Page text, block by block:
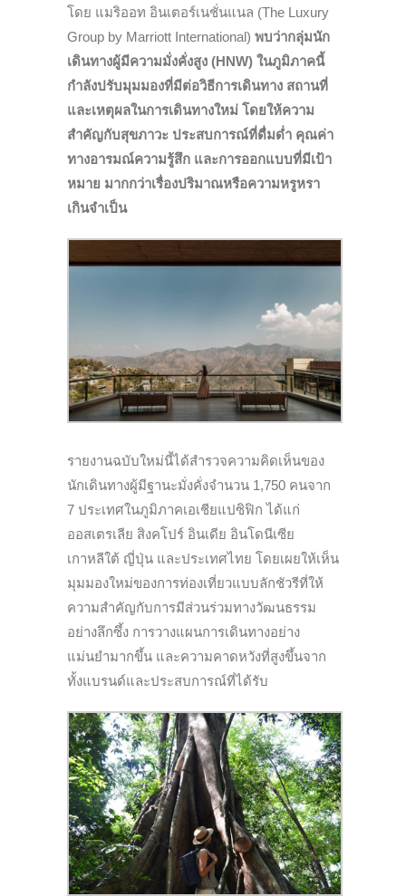
โดย แมริออท อินเตอร์เนชั่นแนล (The Luxury
Group by Marriott International) พบว่ากลุ่มนัก
เดินทางผู้มีความมั่งคั่งสูง (HNW) ในภูมิภาคนี้
กำลังปรับมุมมองที่มีต่อวิธีการเดินทาง สถานที่
และเหตุผลในการเดินทางใหม่ โดยให้ความ
สำคัญกับสุขภาวะ ประสบการณ์ที่ดื่มด่ำ คุณค่า
ทางอารมณ์ความรู้สึก และการออกแบบที่มีเป้า
หมาย มากกว่าเรื่องปริมาณหรือความหรูหรา
เกินจำเป็น
รายงานฉบับใหม่นี้ได้สำรวจความคิดเห็นของ
นักเดินทางผู้มีฐานะมั่งคั่งจำนวน 1,750 คนจาก
7 ประเทศในภูมิภาคเอเชียแปซิฟิก ได้แก่
ออสเตรเลีย สิงคโปร์ อินเดีย อินโดนีเซีย
เกาหลีใต้ ญี่ปุ่น และประเทศไทย โดยเผยให้เห็น
มุมมองใหม่ของการท่องเที่ยวแบบลักชัวรีที่ให้
ความสำคัญกับการมีส่วนร่วมทางวัฒนธรรม
อย่างลึกซึ้ง การวางแผนการเดินทางอย่าง
แม่นยำมากขึ้น และความคาดหวังที่สูงขึ้นจาก
ทั้งแบรนด์และประสบการณ์ที่ได้รับ